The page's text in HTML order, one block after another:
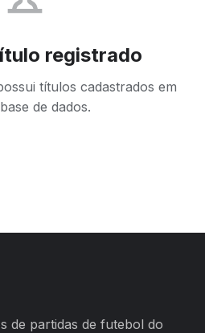
registrado
títulos cadastrados em
de dados.
de partidas de futebol do